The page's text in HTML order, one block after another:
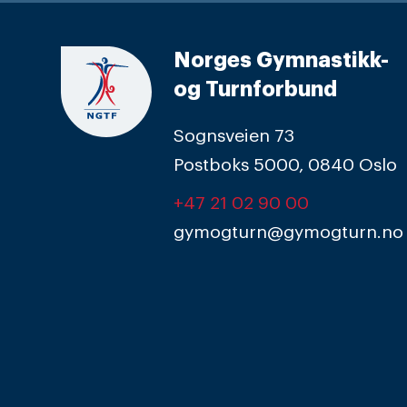
Norges Gymnastikk-
og Turnforbund
Sognsveien 73
Postboks 5000, 0840 Oslo
+47 21 02 90 00
gymogturn@gymogturn.no